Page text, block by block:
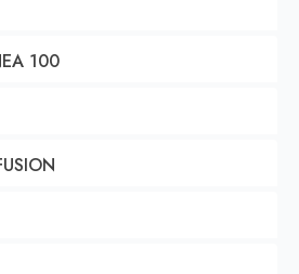
100